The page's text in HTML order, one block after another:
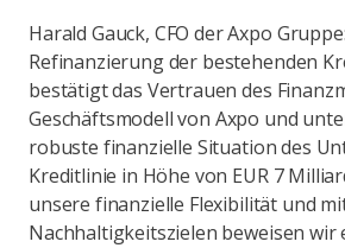
Harald Gauck, CFO der Axpo
Refinanzierung der bestehenden
bestätigt das Vertrauen des
Geschäftsmodell von Axpo und
robuste finanzielle Situation des
Kreditlinie in Höhe von EUR 7
unsere finanzielle Flexibilität und
Nachhaltigkeitszielen beweisen wir